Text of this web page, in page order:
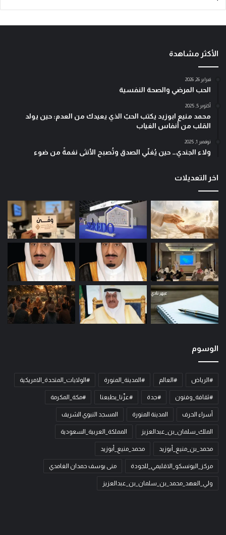
الأكثر مشاهدة
فبراير 26, 2026
الحب المرضي والصحة النفسية
أكتوبر 5, 2025
محمد منيع ابوزيد يكتب الحبّ الذي يعيدك من العدم: حين يولد
القلب من أنفاس الغياب
نوفمبر 1, 2025
ولاء الجندي… حين يُغنّي الصدق وتُصبح الأنثى نغمةً من ضوء
اخر التعديلات
الوسوم
#الرياض #العالم #المدينة_المنورة #الولايات_المتحدة_الامريكية
#ثقافة_وفنون #جدة #عزّنا_بطبعنا #مكة_المكرمة
أسراء الحرف المدينة المنورة المسجد النبوي الشريف
الملك_سلمان_بن_عبدالعزيز المملكة_العربية_السعودية
محمد_بن_منيع_أبوزيد محمد_منيع_أبوزيد
مركز_اليونسكو_الاقليمي_للجودة منى يوسف حمدان الغامدي
ولي_العهد_محمد_بن_سلمان_بن_عبدالعزيز